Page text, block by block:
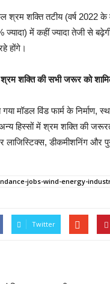
श्रम शक्ति तटीय (वर्ष 2022
में कहीं ज्यादा तेजी से
होंगे।
श्रम शक्ति की सभी जरूर को
मॉडल विंड फार्म के निर्माण,
हिस्सों में श्रम शक्ति की
लाजिस्टिक्स, डीकमीशनिंग
jobs-wind-energy-
Twitter